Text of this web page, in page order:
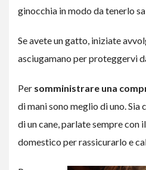
ginocchia in modo da tenerlo
Se avete un gatto, iniziate
asciugamano per proteggervi
Per somministrare una
di mani sono meglio di uno.
di un cane, parlate sempre con
domestico per rassicurarlo e